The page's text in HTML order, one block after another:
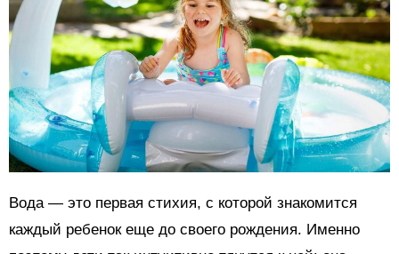
Вода — это первая стихия, с которой знакомится
каждый ребенок еще до своего рождения. Именно